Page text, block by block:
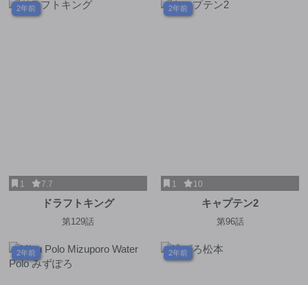
2年前
1 7.7
ドラフトキング
第129話
2年前
1 10
キャプテン2
第96話
2年前 2年前